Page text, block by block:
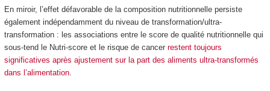
En miroir, l’effet défavorable de la composition nutritionnelle persiste
également indépendamment du niveau de transformation/ultra-
transformation : les associations entre le score de qualité nutritionnelle qui
sous-tend le Nutri-score et le risque de cancer restent toujours
significatives après ajustement sur la part des aliments ultra-transformés
dans l’alimentation.